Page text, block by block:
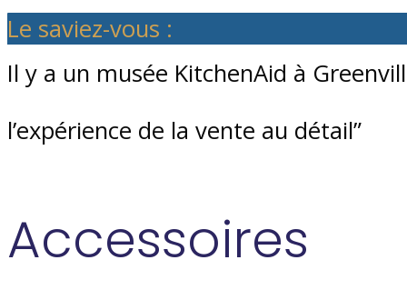
Le saviez-vous :
Il y a un musée KitchenAid à
l’expérience de la vente au détail”
Accessoires